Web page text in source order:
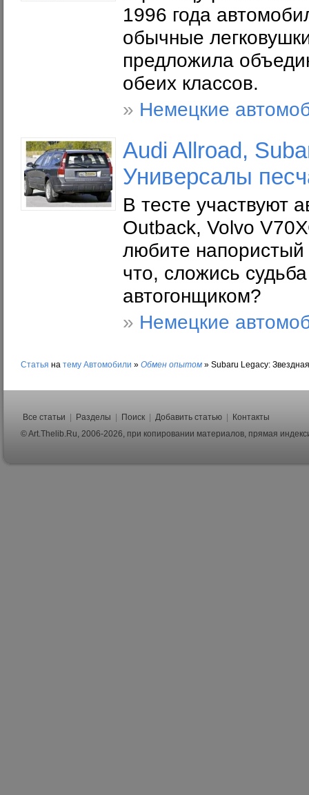
1996 года
обычные
предложила
обеих классов.
» Немецкие
Audi Allroad,
Универсалы
В тесте участвуют
Outback, Volvo
любите
что, сложись
автогонщиком?
» Немецкие
Статья на тему Автомобили » Обмен опытом » Subaru Legacy:
Все статьи Разделы Поиск Добавить статью
Контакты
© Art.Thelib.Ru, 2006-2026, при копировании материалов, прямая